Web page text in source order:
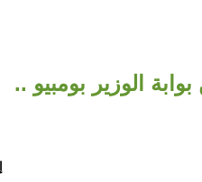
الوزير بومبيو ..